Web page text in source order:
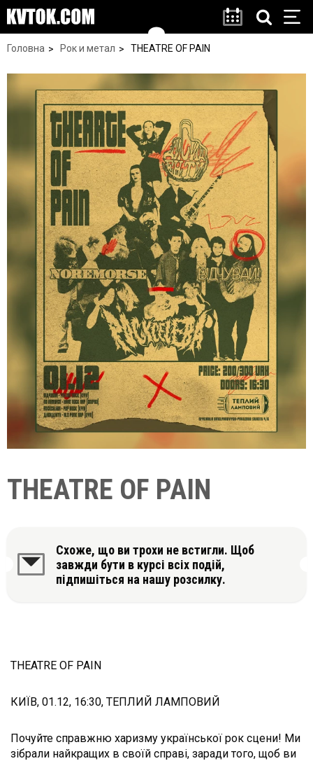
Головна Рок и метал THEATRE OF PAIN
THEATRE OF PAIN
Схоже, що ви трохи не встигли. Щоб
завжди бути в курсі всіх подій,
підпишіться на нашу розсилку.
THEATRE OF PAIN
КИЇВ, 01.12, 16:30, ТЕПЛИЙ ЛАМПОВИЙ
Почуйте справжню харизму української рок сцени! Ми
зібрали найкращих в своїй справі, заради того, щоб ви